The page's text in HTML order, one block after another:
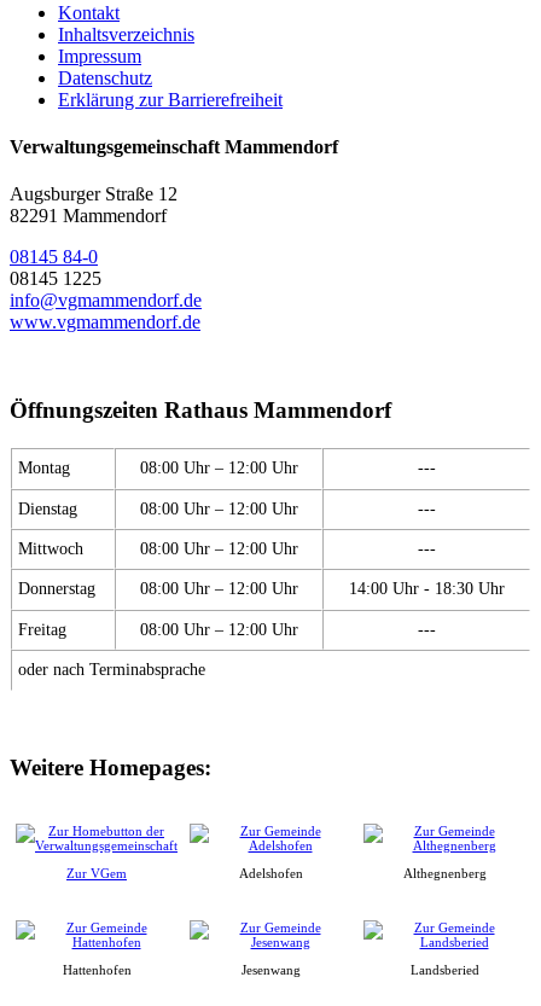
Kontakt
Inhaltsverzeichnis
Impressum
Datenschutz
Erklärung zur Barrierefreiheit
Verwaltungsgemeinschaft Mammendorf
Augsburger Straße 12
82291 Mammendorf
08145 84-0
08145 1225
info@vgmammendorf.de
www.vgmammendorf.de
Öffnungszeiten Rathaus Mammendorf
Montag 08:00 Uhr – 12:00 Uhr ---
Dienstag 08:00 Uhr – 12:00 Uhr ---
Mittwoch 08:00 Uhr – 12:00 Uhr ---
Donnerstag 08:00 Uhr – 12:00 Uhr 14:00 Uhr - 18:30 Uhr
Freitag 08:00 Uhr – 12:00 Uhr ---
oder nach Terminabsprache
Weitere Homepages:
Zur VGem Adelshofen Althegnenberg
Hattenhofen Jesenwang Landsberied